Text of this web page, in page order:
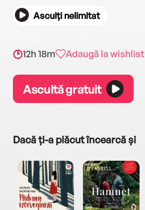
Asculți nelimitat
12h 18m Adaugă la wishlist
Ascultă gratuit
Dacă ți-a plăcut încearcă și